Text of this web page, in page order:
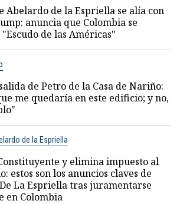
Abelardo de la Espriella se alía con
anuncia que Colombia se
de las Américas"
de Petro de la Casa de Nariño:
me quedaría en este edificio; y no,
de la Espriella
y elimina impuesto al
estos son los anuncios claves de
La Espriella tras juramentarse
en Colombia